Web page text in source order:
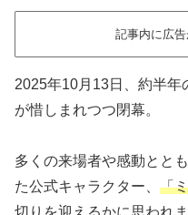
記事内に広告
2025年10月13日、約半
が惜しまれつつ閉幕。
多くの来場者や感動とと
た公式キャラクター、 「